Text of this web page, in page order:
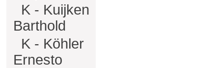
K - Kuijken
Barthold
K - Köhler
Ernesto